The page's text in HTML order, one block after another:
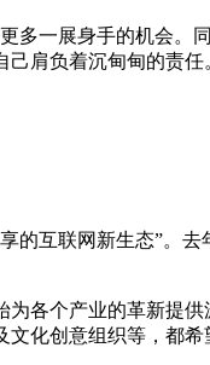
一展身手的机会。
己肩负着沉甸甸的责任
互联网新生态”。去
各个产业的革新提供
化创意组织等，都希